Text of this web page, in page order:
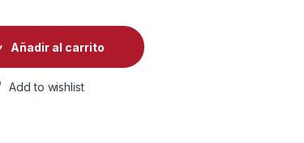
PSD48G320081S SL DDR4 3200MHZ CL22
Añadir al carrito
Add to wishlist